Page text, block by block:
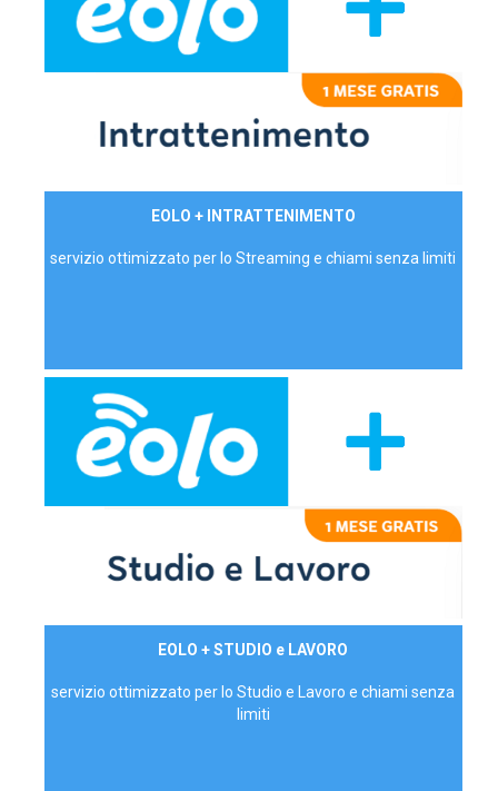
EOLO + INTRATTENIMENTO
servizio ottimizzato per lo Streaming e chiami senza limiti
EOLO + STUDIO e LAVORO
servizio ottimizzato per lo Studio e Lavoro e chiami senza
limiti